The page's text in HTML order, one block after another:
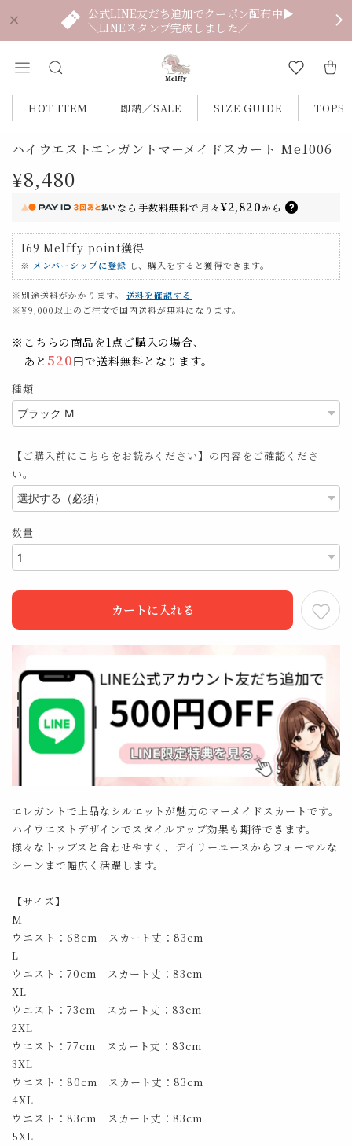
公式LINE友だち追加でクーポン配布中▶
＼LINEスタンプ完成しました／
HOT ITEM 即納／SALE SIZE GUIDE TOPS
ハイウエストエレガントマーメイドスカート Me1006
¥8,480
なら 手数料無料で 月々¥2,820から
169 Melffy point獲得
※ メンバーシップに登録 し、購入をすると獲得できます。
※別途送料がかかります。
送料を確認する
※¥9,000以上のご注文で国内送料が無料になります。
※こちらの商品を1点ご購入の場合、
あと 520円で送料無料となります。
種類
【ご購入前にこちらをお読みください】の内容をご確認くださ
い。
数量
カートに入れる
エレガントで上品なシルエットが魅力のマーメイドスカートです。
ハイウエストデザインでスタイルアップ効果も期待できます。
様々なトップスと合わせやすく、デイリーユースからフォーマルな
シーンまで幅広く活躍します。
【サイズ】
M
ウエスト：68cm スカート丈：83cm
L
ウエスト：70cm スカート丈：83cm
XL
ウエスト：73cm スカート丈：83cm
2XL
ウエスト：77cm スカート丈：83cm
3XL
ウエスト：80cm スカート丈：83cm
4XL
ウエスト：83cm スカート丈：83cm
5XL